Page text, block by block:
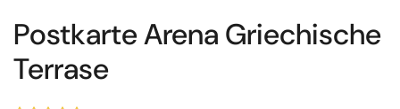
Postkarte Arena Griechische
Terrase